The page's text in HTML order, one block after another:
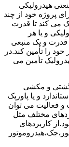
هیدرولیکی
پروژه خود از چند
می کند تا قدرت
و یا هر
قدرت و یک منبعی
را تأمین کند.در
تأمین می
و مکشی
و یا پاورپک
و فعالیت می توان
مختلف مثل
کاربردهای